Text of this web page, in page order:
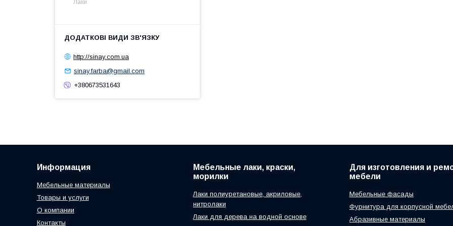
Лаки
http://sinay.com.ua
sinay.farba@gmail.com
+380673531643
Информация
Мебельные материалы
Товары и услуги
О компании
Контакты
Мебельные лаки, краски,
морилки
Лаки полиуретановые, акриловые,
нитролаки
Лаки для дерева на водной основе
Для изготовления и
мебели
Мебельные фасады
Фурнитура для корпусной
Абразивные материалы